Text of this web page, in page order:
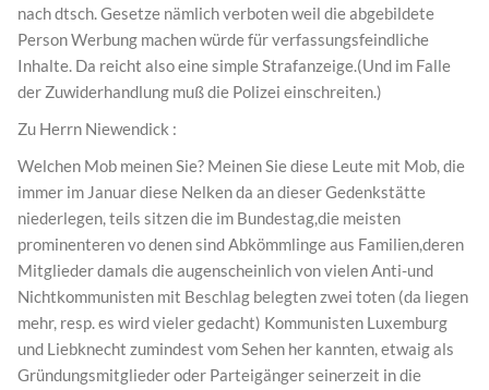
nach dtsch. Gesetze nämlich verboten weil die abgebildete
Person Werbung machen würde für verfassungsfeindliche
Inhalte. Da reicht also eine simple Strafanzeige.(Und im Falle
der Zuwiderhandlung muß die Polizei einschreiten.)
Zu Herrn Niewendick :
Welchen Mob meinen Sie? Meinen Sie diese Leute mit Mob, die
immer im Januar diese Nelken da an dieser Gedenkstätte
niederlegen, teils sitzen die im Bundestag,die meisten
prominenteren vo denen sind Abkömmlinge aus Familien,deren
Mitglieder damals die augenscheinlich von vielen Anti-und
Nichtkommunisten mit Beschlag belegten zwei toten (da liegen
mehr, resp. es wird vieler gedacht) Kommunisten Luxemburg
und Liebknecht zumindest vom Sehen her kannten, etwaig als
Gründungsmitglieder oder Parteigänger seinerzeit in die